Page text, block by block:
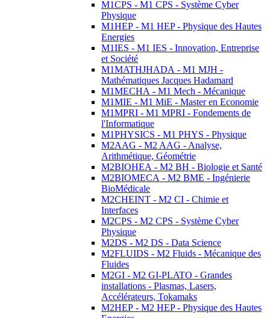
M1CPS - M1 CPS - Système Cyber
Physique
M1HEP - M1 HEP - Physique des Hautes
Energies
M1IES - M1 IES - Innovation, Entreprise
et Société
M1MATHJHADA - M1 MJH -
Mathématiques Jacques Hadamard
M1MECHA - M1 Mech - Mécanique
M1MIE - M1 MiE - Master en Economie
M1MPRI - M1 MPRI - Fondements de
l'Informatique
M1PHYSICS - M1 PHYS - Physique
M2AAG - M2 AAG - Analyse,
Arithmétique, Géométrie
M2BIOHEA - M2 BH - Biologie et Santé
M2BIOMECA - M2 BME - Ingénierie
BioMédicale
M2CHEINT - M2 CI - Chimie et
Interfaces
M2CPS - M2 CPS - Système Cyber
Physique
M2DS - M2 DS - Data Science
M2FLUIDS - M2 Fluids - Mécanique des
Fluides
M2GI - M2 GI-PLATO - Grandes
installations - Plasmas, Lasers,
Accélérateurs, Tokamaks
M2HEP - M2 HEP - Physique des Hautes